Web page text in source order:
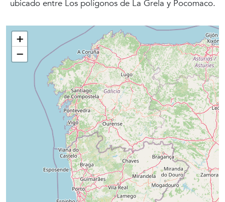
ubicado entre Los polígonos de La Grela y Pocomaco.
+
−